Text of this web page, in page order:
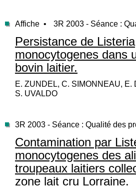
Affiche • 3R 2003 - Séance :
Persistance de Listeria
monocytogenes dans
bovin laitier.
E. ZUNDEL, C. SIMONNEAU, E.
S. UVALDO
3R 2003 - Séance : Qualité des
Contamination par
monocytogenes des
troupeaux laitiers
zone lait cru Lorraine.